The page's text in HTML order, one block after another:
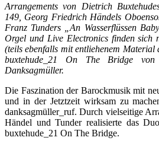
Arrangements von Dietrich
149, Georg Friedrich Händels
Franz Tunders „An Wasserflüssen
Orgel und Live Electronics finden sich
(teils ebenfalls mit entliehenem
buxtehude_21 On The Bridge
Danksagmüller.
Die Faszination der Barockmusik mit
und in der Jetztzeit wirksam zu
danksagmüller_ruf. Durch vielseitige
Händel und Tunder realisierte das
buxtehude_21 On The Bridge.